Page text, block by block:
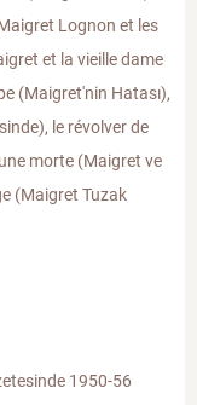
Lognon et les
et la vieille dame
(Maigret'nin Hatası),
le révolver de
morte (Maigret ve
(Maigret Tuzak
1950-56